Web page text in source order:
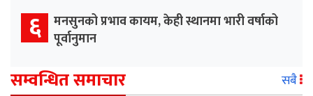
६ मनसुनको प्रभाव कायम, केही स्थानमा भारी वर्षाको
पूर्वानुमान
सम्वन्धित समाचार सबै